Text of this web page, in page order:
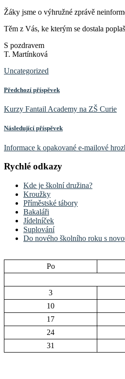
Žáky jsme o výhružné zprávě
Těm z Vás, ke kterým se dostala
S pozdravem
T. Martínková
Uncategorized
Předchozí příspěvek
Kurzy Fantail Academy na ZŠ Curie
Následující příspěvek
Informace k opakované e-mailové
Rychlé odkazy
Kde je školní družina?
Kroužky
Příměstské tábory
Bakaláři
Jídelníček
Suplování
Do nového školního roku s
Po
3
10
17
24
31